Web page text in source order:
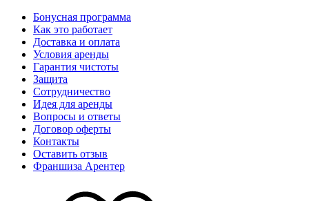
Бонусная программа
Как это работает
Доставка и оплата
Условия аренды
Гарантия чистоты
Защита
Сотрудничество
Идея для аренды
Вопросы и ответы
Договор оферты
Контакты
Оставить отзыв
Франшиза Арентер